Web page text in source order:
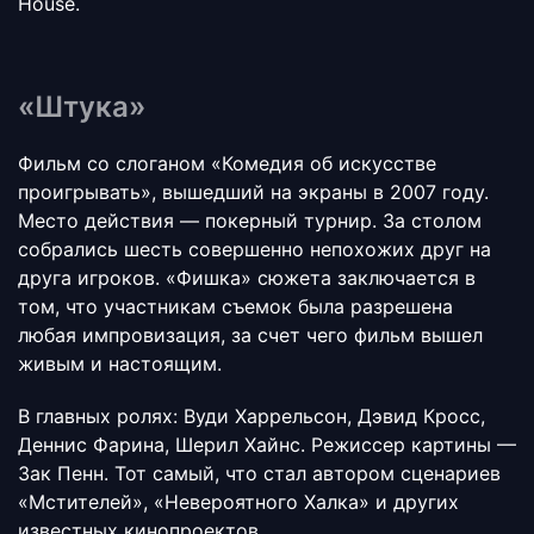
«Штука»
Фильм со слоганом «Комедия об искусстве
проигрывать», вышедший на экраны в 2007 году.
Место действия — покерный турнир. За столом
собрались шесть совершенно непохожих друг на
друга игроков. «Фишка» сюжета заключается в
том, что участникам съемок была разрешена
любая импровизация, за счет чего фильм вышел
живым и настоящим.
В главных ролях: Вуди Харрельсон, Дэвид Кросс,
Деннис Фарина, Шерил Хайнс. Режиссер картины —
Зак Пенн. Тот самый, что стал автором сценариев
«Мстителей», «Невероятного Халка» и других